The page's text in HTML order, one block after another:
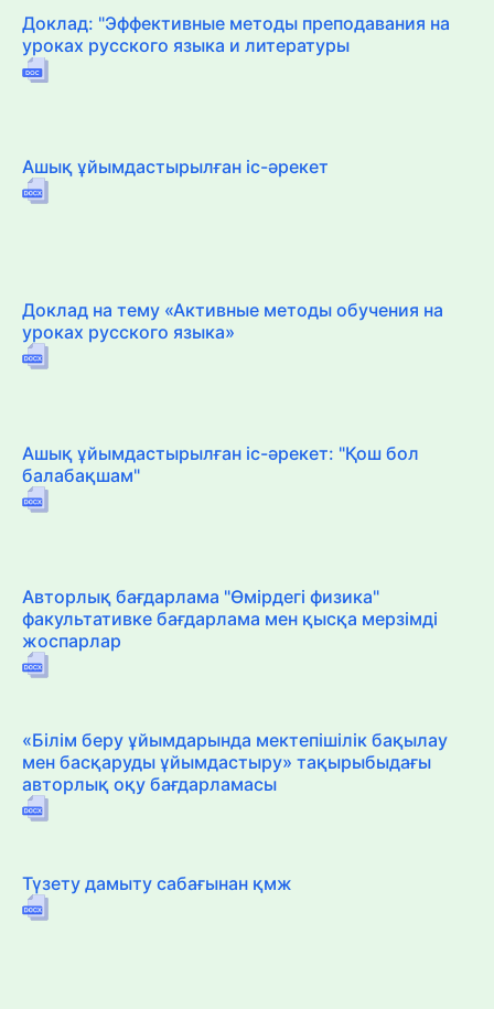
Доклад: "Эффективные методы преподавания на
уроках русского языка и литературы
Ашық ұйымдастырылған іс-әрекет
Доклад на тему «Активные методы обучения на
уроках русского языка»
Ашық ұйымдастырылған іс-әрекет: "Қош бол
балабақшам"
Авторлық бағдарлама "Өмірдегі физика"
факультативке бағдарлама мен қысқа мерзімді
жоспарлар
«Білім беру ұйымдарында мектепішілік бақылау
мен басқаруды ұйымдастыру» тақырыбыдағы
авторлық оқу бағдарламасы
Түзету дамыту сабағынан қмж